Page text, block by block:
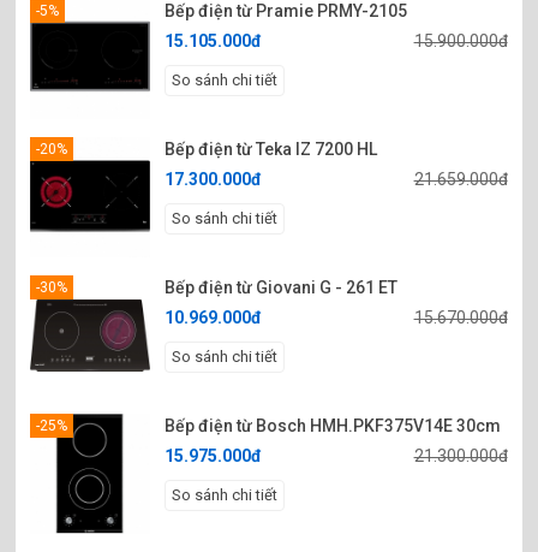
-5%
Bếp điện từ Pramie PRMY-2105
15.105.000đ
15.900.000đ
So sánh chi tiết
-20%
Bếp điện từ Teka IZ 7200 HL
17.300.000đ
21.659.000đ
So sánh chi tiết
-30%
Bếp điện từ Giovani G - 261 ET
10.969.000đ
15.670.000đ
So sánh chi tiết
-25%
Bếp điện từ Bosch HMH.PKF375V14E 30cm
15.975.000đ
21.300.000đ
So sánh chi tiết